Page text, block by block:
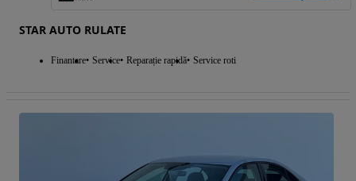
STAR AUTO RULATE
Finantare Service Reparație rapidă Service roti